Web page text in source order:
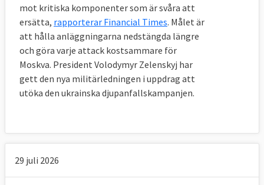
mot kritiska komponenter som är svåra att
ersätta, rapporterar Financial Times. Målet är
att hålla anläggningarna nedstängda längre
och göra varje attack kostsammare för
Moskva. President Volodymyr Zelenskyj har
gett den nya militärledningen i uppdrag att
utöka den ukrainska djupanfallskampanjen.
29 juli 2026